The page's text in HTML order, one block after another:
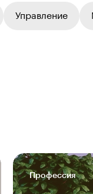
Управление
Профессия